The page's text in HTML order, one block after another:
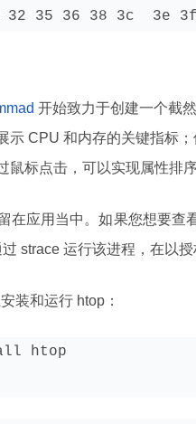
35 36 38 3c  3e 3f
开始致力于创建一个截
示 CPU 和内存的关键指标
鼠标点击，可以实现属性排
在应用当中。如果您想要
strace 运行该进程，在以
装和运行 htop：
htop